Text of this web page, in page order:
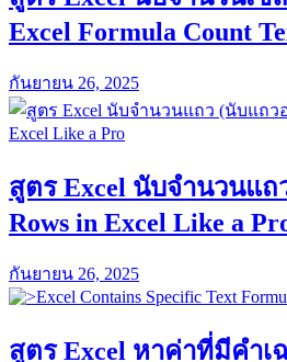
Excel Formula Count
กันยายน 26, 2025
สูตร Excel นับจำนวนแถ
Rows in Excel Like a
กันยายน 26, 2025
สูตร Excel หาค่าที่มีคำเ